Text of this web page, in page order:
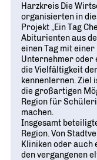
Harzkreis Die
organisierten in
Projekt „Ein Tag
Abiturienten aus
einen Tag mit
Unternehmer oder
die Vielfältigkeit
kennenlernen. Ziel
die großartigen
Region für
machen.
Insgesamt
Region. Von
Kliniken oder auch
den vergangenen